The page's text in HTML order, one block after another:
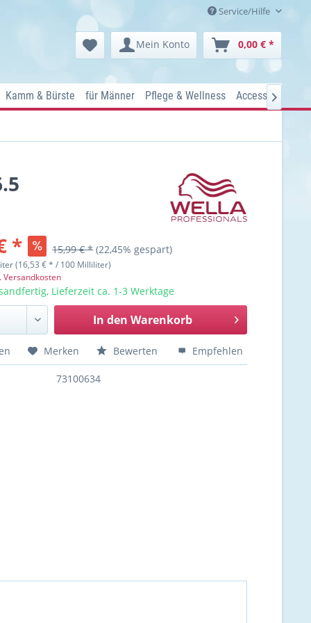
Service/Hilfe
Mein Konto 0,00 € *
Kamm & Bürste für Männer Pflege & Wellness Accessoires

* 15,99 € * (22,45% gespart)
(16,53 € * / 100 Milliliter)
Versandkosten
Lieferzeit ca. 1-3 Werktage
In den Warenkorb
Merken Bewerten Empfehlen
73100634